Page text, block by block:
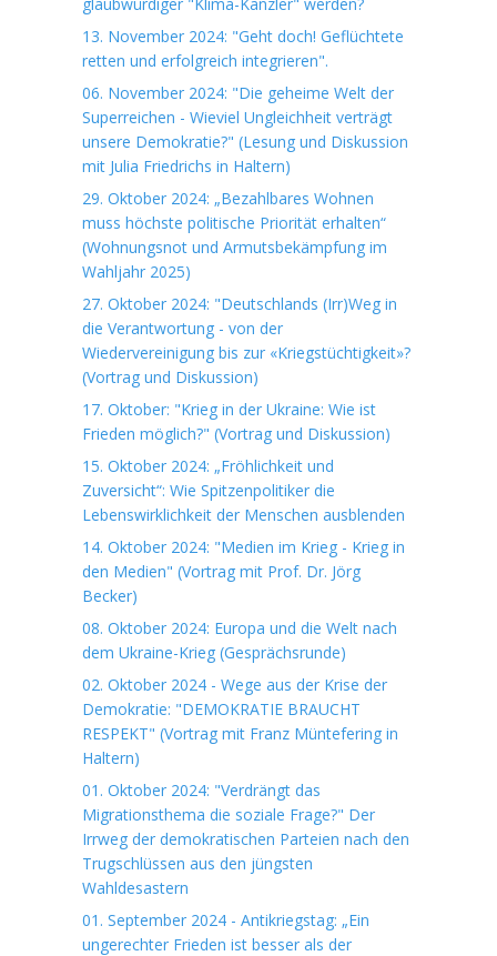
13. November 2024: "Geht doch! Geflüchtete
retten und erfolgreich integrieren".
06. November 2024: "Die geheime Welt der
Superreichen - Wieviel Ungleichheit verträgt
unsere Demokratie?" (Lesung und Diskussion
mit Julia Friedrichs in Haltern)
29. Oktober 2024: „Bezahlbares Wohnen
muss höchste politische Priorität erhalten“
(Wohnungsnot und Armutsbekämpfung im
Wahljahr 2025)
27. Oktober 2024: "Deutschlands (Irr)Weg in
die Verantwortung - von der
Wiedervereinigung bis zur «Kriegstüchtigkeit»?
(Vortrag und Diskussion)
17. Oktober: "Krieg in der Ukraine: Wie ist
Frieden möglich?" (Vortrag und Diskussion)
15. Oktober 2024: „Fröhlichkeit und
Zuversicht“: Wie Spitzenpolitiker die
Lebenswirklichkeit der Menschen ausblenden
14. Oktober 2024: "Medien im Krieg - Krieg in
den Medien" (Vortrag mit Prof. Dr. Jörg
Becker)
08. Oktober 2024: Europa und die Welt nach
dem Ukraine-Krieg (Gesprächsrunde)
02. Oktober 2024 - Wege aus der Krise der
Demokratie: "DEMOKRATIE BRAUCHT
RESPEKT" (Vortrag mit Franz Müntefering in
Haltern)
01. Oktober 2024: "Verdrängt das
Migrationsthema die soziale Frage?" Der
Irrweg der demokratischen Parteien nach den
Trugschlüssen aus den jüngsten
Wahldesastern
01. September 2024 - Antikriegstag: „Ein
ungerechter Frieden ist besser als der